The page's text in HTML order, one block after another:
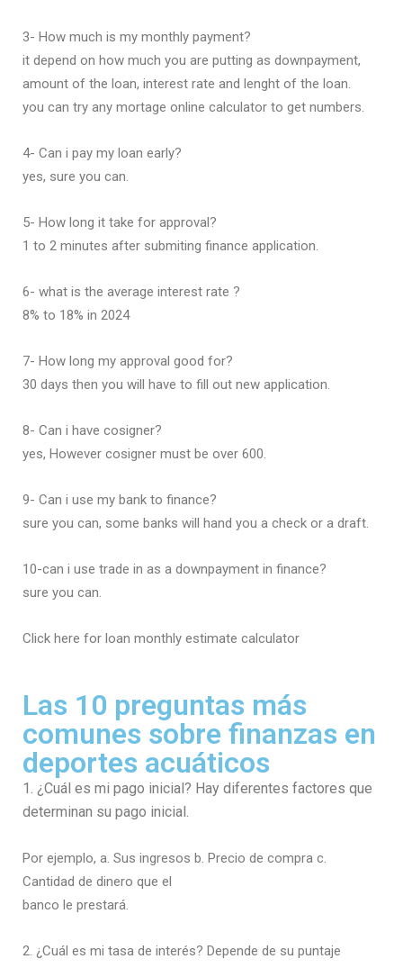
3- How much is my monthly payment?
it depend on how much you are putting as downpayment,
amount of the loan, interest rate and lenght of the loan.
you can try any mortage online calculator to get numbers.
4- Can i pay my loan early?
yes, sure you can.
5- How long it take for approval?
1 to 2 minutes after submiting finance application.
6- what is the average interest rate ?
8% to 18% in 2024
7- How long my approval good for?
30 days then you will have to fill out new application.
8- Can i have cosigner?
yes, However cosigner must be over 600.
9- Can i use my bank to finance?
sure you can, some banks will hand you a check or a draft.
10-can i use trade in as a downpayment in finance?
sure you can.
Click here for loan monthly estimate calculator
Las 10 preguntas más
comunes sobre finanzas en
deportes acuáticos
1. ¿Cuál es mi pago inicial? Hay diferentes factores que
determinan su pago inicial.
Por ejemplo, a. Sus ingresos b. Precio de compra c.
Cantidad de dinero que el
banco le prestará.
2. ¿Cuál es mi tasa de interés? Depende de su puntaje